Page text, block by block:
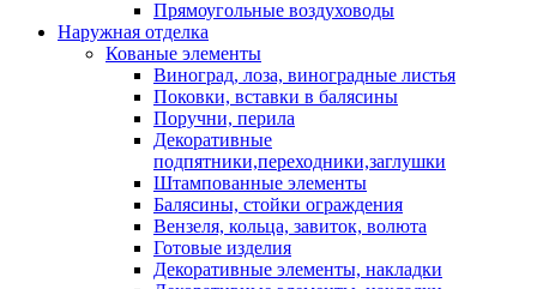
Прямоугольные воздуховоды
Наружная отделка
Кованые элементы
Виноград, лоза, виноградные листья
Поковки, вставки в балясины
Поручни, перила
Декоративные
подпятники,переходники,заглушки
Штампованные элементы
Балясины, стойки ограждения
Вензеля, кольца, завиток, волюта
Готовые изделия
Декоративные элементы, накладки